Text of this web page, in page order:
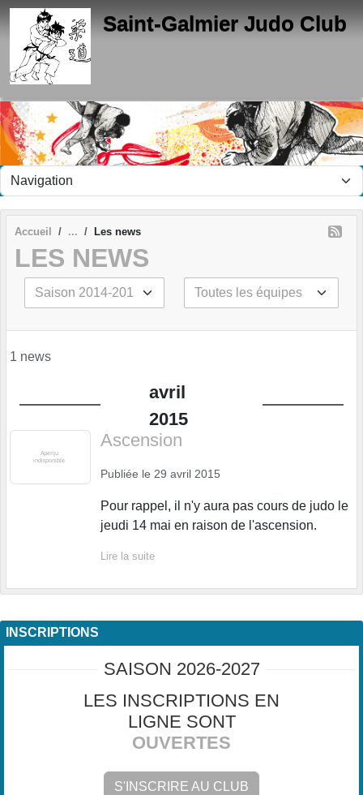
Saint-Galmier Judo Club
Accueil Les news
LES NEWS
1 news
avril
2015
Ascension
Publiée le 29 avril 2015
Pour rappel, il n'y aura pas cours de judo le
jeudi 14 mai en raison de l'ascension.
Lire la suite
INSCRIPTIONS
SAISON 2026-2027
LES INSCRIPTIONS EN
LIGNE SONT
OUVERTES
S'INSCRIRE AU CLUB
Panneau de gestion des cookies